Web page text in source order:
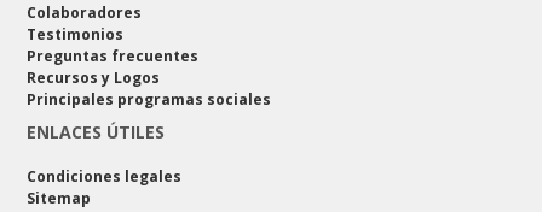
Colaboradores
Testimonios
Preguntas frecuentes
Recursos y Logos
Principales programas sociales
ENLACES ÚTILES
Condiciones legales
Sitemap